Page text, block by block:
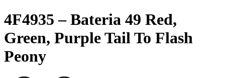
4F4935 – Bateria 49 Red,
Green, Purple Tail To Flash
Peony